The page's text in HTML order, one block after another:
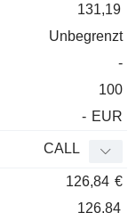
131,19
Unbegrenzt
-
100
- EUR
CALL
126,84 €
126,84